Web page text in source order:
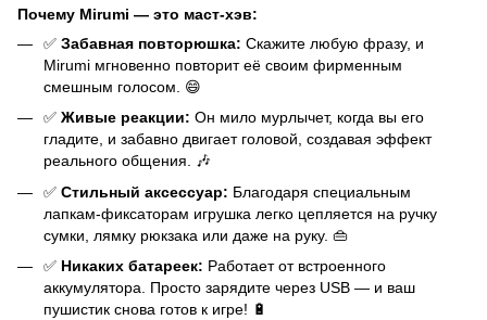
Почему Mirumi — это маст-хэв:
✅ Забавная повторюшка: Скажите любую фразу, и
Mirumi мгновенно повторит её своим фирменным
смешным голосом. 😄
✅ Живые реакции: Он мило мурлычет, когда вы его
гладите, и забавно двигает головой, создавая эффект
реального общения. 🎶
✅ Стильный аксессуар: Благодаря специальным
лапкам-фиксаторам игрушка легко цепляется на ручку
сумки, лямку рюкзака или даже на руку. 👜
✅ Никаких батареек: Работает от встроенного
аккумулятора. Просто зарядите через USB — и ваш
пушистик снова готов к игре! 🔋